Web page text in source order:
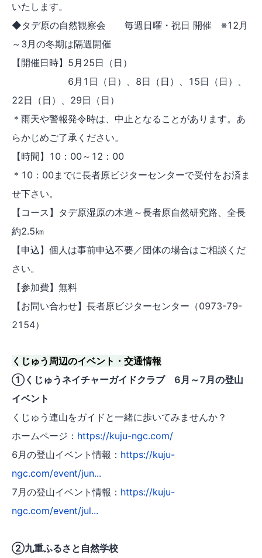
いたします。
◆タデ原の自然観察会 毎週日曜・祝日 開催 ※12月
～3月の冬期は隔週開催
【開催日時】5月25日（日）
6月1日（日）、8日（日）、15日（日）、
22日（日）、29日（日）
＊雨天や警報発令時は、中止となることがあります。あ
らかじめご了承ください。
【時間】10：00～12：00
＊10：00までに長者原ビジターセンターで受付をお済ま
せ下さい。
【コース】タデ原湿原の木道～長者原自然研究路、全長
約2.5㎞
【申込】個人は事前申込不要／団体の場合はご相談くだ
さい。
【参加費】無料
【お問い合わせ】長者原ビジターセンター（0973-79-
2154）
くじゅう周辺のイベント・交通情報
①くじゅうネイチャーガイドクラブ 6月～7月の登山
イベント
くじゅう連山をガイドと一緒に歩いてみませんか？
ホームページ： https://kuju-ngc.com/
6月の登山イベント情報： https://kuju-
ngc.com/event/jun...
7月の登山イベント情報： https://kuju-
ngc.com/event/jul...
②九重ふるさと自然学校